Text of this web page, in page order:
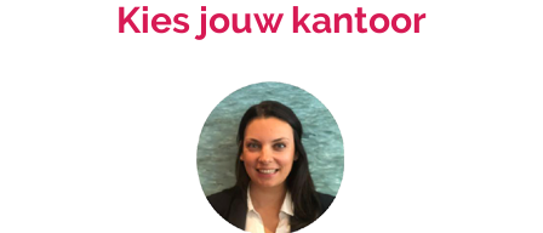
Kies jouw kantoor